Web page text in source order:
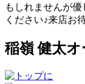
もしれませんが
ください♪来店お
稲嶺 健太